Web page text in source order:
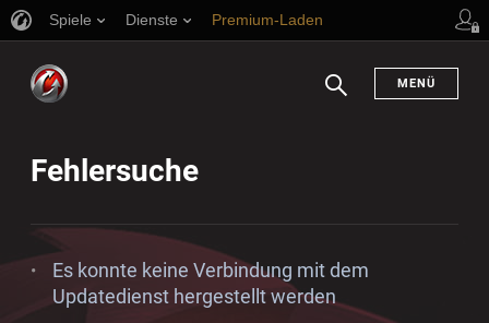
Spiele Dienste Premium-Laden
Suchen
MENÜ
Fehlersuche
Es konnte keine Verbindung mit dem
Updatedienst hergestellt werden